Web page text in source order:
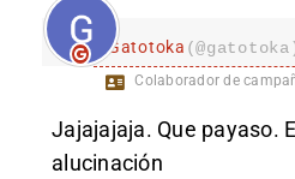
Gatotoka
Colaborador de
Jajajajaja. Que payaso.
alucinación